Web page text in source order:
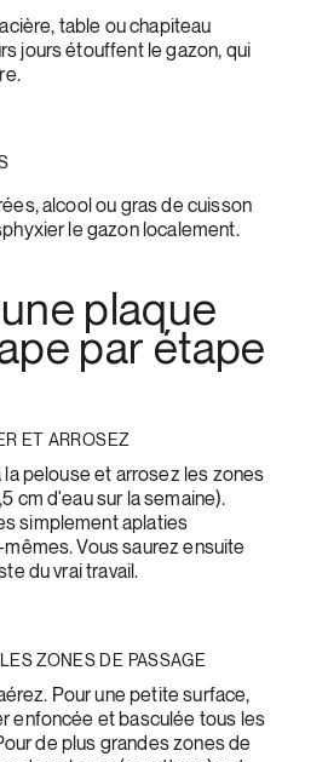
table ou chapiteau
jours étouffent le gazon, qui
alcool ou gras de cuisson
le gazon localement.
plaque
par étape
ET ARROSEZ
la pelouse et arrosez les zones
cm d'eau sur la semaine).
simplement aplaties
Vous saurez ensuite
du vrai travail.
ZONES DE PASSAGE
Pour une petite surface,
enfoncée et basculée tous les
de plus grandes zones de